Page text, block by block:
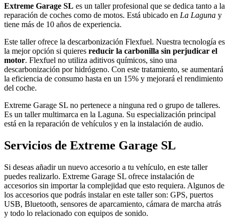
Extreme Garage SL es un taller profesional que se dedica tanto a la
reparación de coches como de motos. Está ubicado en La Laguna y
tiene más de 10 años de experiencia.
Este taller ofrece la descarbonización Flexfuel. Nuestra tecnología es
la mejor opción si quieres reducir la carbonilla sin perjudicar el
motor. Flexfuel no utiliza aditivos químicos, sino una
descarbonización por hidrógeno. Con este tratamiento, se aumentará
la eficiencia de consumo hasta en un 15% y mejorará el rendimiento
del coche.
Extreme Garage SL no pertenece a ninguna red o grupo de talleres.
Es un taller multimarca en la Laguna. Su especialización principal
está en la reparación de vehículos y en la instalación de audio.
Servicios de Extreme Garage SL
Si deseas añadir un nuevo accesorio a tu vehículo, en este taller
puedes realizarlo. Extreme Garage SL ofrece instalación de
accesorios sin importar la complejidad que esto requiera. Algunos de
los accesorios que podrás instalar en este taller son: GPS, puertos
USB, Bluetooth, sensores de aparcamiento, cámara de marcha atrás
y todo lo relacionado con equipos de sonido.